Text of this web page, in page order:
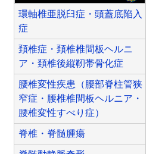
環軸椎亜脱臼症・頭蓋底陥入
症
頚椎症・頚椎椎間板ヘルニ
ア・頚椎後縦靭帯骨化症
腰椎変性疾患（腰部脊柱管狭
窄症・腰椎椎間板ヘルニア・
腰椎変性すべり症）
脊椎・脊髄腫瘍